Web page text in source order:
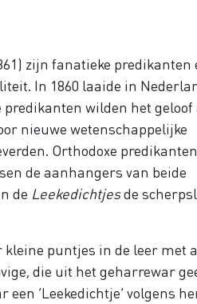
zijn fanatieke predikanten
In 1860 laaide in
wilden het geloof
nieuwe wetenschappelijke
Orthodoxe predikanten
de aanhangers van beide
de Leekedichtjesde
kleine puntjes in de leer met
die uit het geharrewar
‘Leekedichtje’ volgens